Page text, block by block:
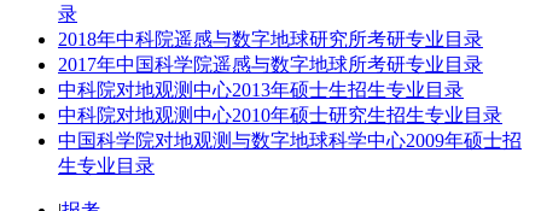
录
2018年中科院遥感与数字地球研究所考研专业目录
2017年中国科学院遥感与数字地球所考研专业目录
中科院对地观测中心2013年硕士生招生专业目录
中科院对地观测中心2010年硕士研究生招生专业目录
中国科学院对地观测与数字地球科学中心2009年硕士招
生专业目录